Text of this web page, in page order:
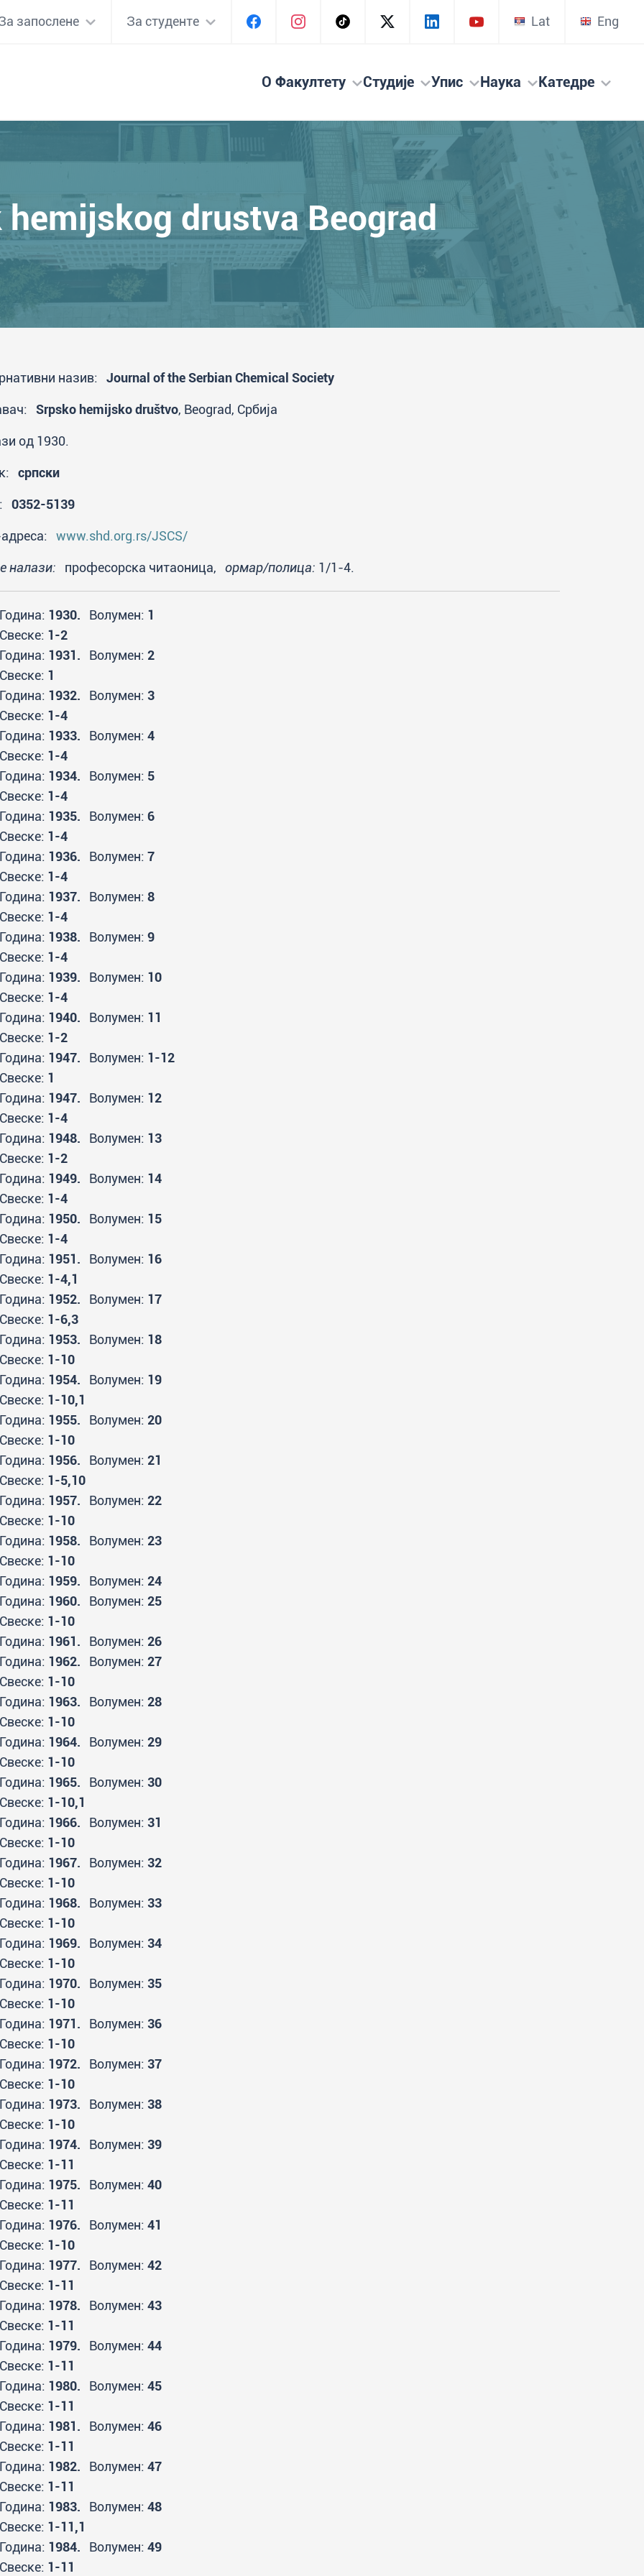
запослене За студенте Lat Eng
О Факултету Студије Упис Наука Катедре
hemijskog drustva Beograd
назив: Journal of the Serbian Chemical Society
Srpsko hemijsko društvo, Beograd, Србија
од 1930.
српски
0352-5139
www.shd.org.rs/JSCS/
налази: професорска читаоница, ормар/полица: 1/1-4.
Година: 1930. Волумен: 1
Свеске: 1-2
Година: 1931. Волумен: 2
Свеске: 1
Година: 1932. Волумен: 3
Свеске: 1-4
Година: 1933. Волумен: 4
Свеске: 1-4
Година: 1934. Волумен: 5
Свеске: 1-4
Година: 1935. Волумен: 6
Свеске: 1-4
Година: 1936. Волумен: 7
Свеске: 1-4
Година: 1937. Волумен: 8
Свеске: 1-4
Година: 1938. Волумен: 9
Свеске: 1-4
Година: 1939. Волумен: 10
Свеске: 1-4
Година: 1940. Волумен: 11
Свеске: 1-2
Година: 1947. Волумен: 1-12
Свеске: 1
Година: 1947. Волумен: 12
Свеске: 1-4
Година: 1948. Волумен: 13
Свеске: 1-2
Година: 1949. Волумен: 14
Свеске: 1-4
Година: 1950. Волумен: 15
Свеске: 1-4
Година: 1951. Волумен: 16
Свеске: 1-4,1
Година: 1952. Волумен: 17
Свеске: 1-6,3
Година: 1953. Волумен: 18
Свеске: 1-10
Година: 1954. Волумен: 19
Свеске: 1-10,1
Година: 1955. Волумен: 20
Свеске: 1-10
Година: 1956. Волумен: 21
Свеске: 1-5,10
Година: 1957. Волумен: 22
Свеске: 1-10
Година: 1958. Волумен: 23
Свеске: 1-10
Година: 1959. Волумен: 24
Година: 1960. Волумен: 25
Свеске: 1-10
Година: 1961. Волумен: 26
Година: 1962. Волумен: 27
Свеске: 1-10
Година: 1963. Волумен: 28
Свеске: 1-10
Година: 1964. Волумен: 29
Свеске: 1-10
Година: 1965. Волумен: 30
Свеске: 1-10,1
Година: 1966. Волумен: 31
Свеске: 1-10
Година: 1967. Волумен: 32
Свеске: 1-10
Година: 1968. Волумен: 33
Свеске: 1-10
Година: 1969. Волумен: 34
Свеске: 1-10
Година: 1970. Волумен: 35
Свеске: 1-10
Година: 1971. Волумен: 36
Свеске: 1-10
Година: 1972. Волумен: 37
Свеске: 1-10
Година: 1973. Волумен: 38
Свеске: 1-10
Година: 1974. Волумен: 39
Свеске: 1-11
Година: 1975. Волумен: 40
Свеске: 1-11
Година: 1976. Волумен: 41
Свеске: 1-10
Година: 1977. Волумен: 42
Свеске: 1-11
Година: 1978. Волумен: 43
Свеске: 1-11
Година: 1979. Волумен: 44
Свеске: 1-11
Година: 1980. Волумен: 45
Свеске: 1-11
Година: 1981. Волумен: 46
Свеске: 1-11
Година: 1982. Волумен: 47
Свеске: 1-11
Година: 1983. Волумен: 48
Свеске: 1-11,1
Година: 1984. Волумен: 49
Свеске: 1-11